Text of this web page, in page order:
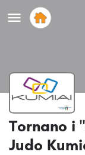
Tornano i
Judo